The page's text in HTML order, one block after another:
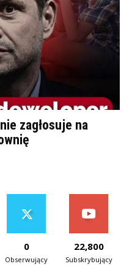
zagłosuje na
0
Obserwujący
22,800
Subskrybujący